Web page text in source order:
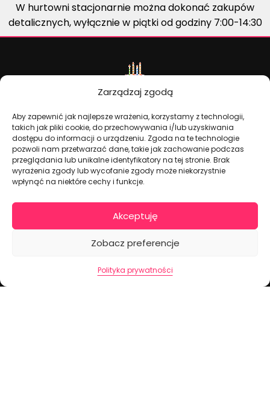
Zarządzaj zgodą
Aby zapewnić jak najlepsze wrażenia, korzystamy z technologii,
takich jak pliki cookie, do przechowywania i/lub uzyskiwania
dostępu do informacji o urządzeniu. Zgoda na te technologie
pozwoli nam przetwarzać dane, takie jak zachowanie podczas
przeglądania lub unikalne identyfikatory na tej stronie. Brak
wyrażenia zgody lub wycofanie zgody może niekorzystnie
wpłynąć na niektóre cechy i funkcje.
Akceptuję
Zobacz preferencje
Polityka prywatności
W hurtowni stacjonarnie można dokonać zakupów
detalicznych, wyłącznie w piątki od godziny 7:00-14:30
Dekoracje na torty i akcesoria imprezowe
tortoweozdoby.sklep@gmail.com
ul. Modularna 12, 02-238 Warszawa
Pon.-Pt.: 07:00 - 14:30